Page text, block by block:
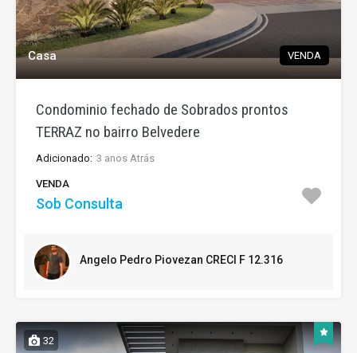
Casa VENDA
Condominio fechado de Sobrados prontos
TERRAZ no bairro Belvedere
Adicionado: 3 anos Atrás
VENDA
Sob Consulta
Angelo Pedro Piovezan CRECI F 12.316
32